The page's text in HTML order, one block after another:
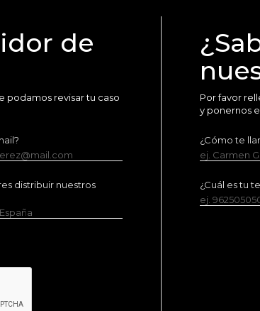
de
podamos revisar tu caso
distribuir nuestros
Por favor
y ponernos
¿Cómo te
ej. Carmen
¿Cuál es tu
ej.